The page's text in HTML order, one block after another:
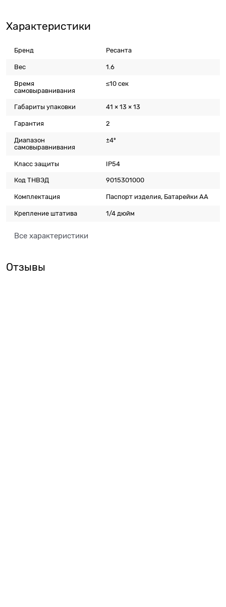
Характеристики
Бренд Ресанта
Вес 1.6
Время
самовыравнивания
≤10 сек
Габариты упаковки 41 × 13 × 13
Гарантия 2
Диапазон
самовыравнивания
±4º
Класс защиты IP54
Код ТНВЭД 9015301000
Комплектация Паспорт изделия, Батарейки АА
Крепление штатива 1/4 дюйм
Все характеристики
Отзывы